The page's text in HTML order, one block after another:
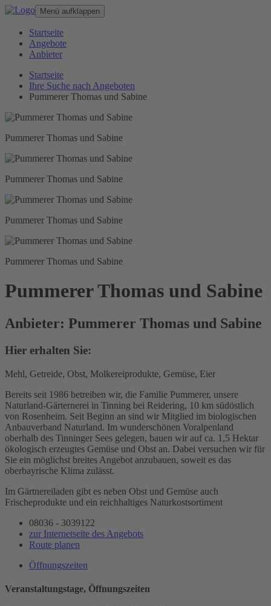
Menü aufklappen
Startseite
Angebote
Anbieter
Startseite
Ihre Suche nach Angeboten
Pummerer Thomas und Sabine
Pummerer Thomas und Sabine
Pummerer Thomas und Sabine
Pummerer Thomas und Sabine
Pummerer Thomas und Sabine
Pummerer Thomas und Sabine
Anbieter: Pummerer Thomas und Sabine
Hier erhalten Sie:
Mehl, Getreide, Obst, Molkereiprodukte, Gemüse, Eier
Bereits seit 1986 betreiben wir, die Familie Pummerer, unsere
Naturland-Gärternerei in Tinning bei Reidering, 10 km südöstlich
von Rosenheim. Seit Beginn an sind wir Mitglied im biologischen
Anbauverband Naturland. Im wunderschönen Voralpenland
oberhalb des Tinninger Sees gelegen, bauen wir auf ca. 1,5 Hektar
ökologisch erzeugtes Gemüse und Obst an. Dabei versuchen wir für
Sie ein möglichst breites Angebot anzubauen, soweit es das
oberbayrische Klima zulässt.
Im Gärtnereiladen gibt es neben Obst und Gemüse auch
Frischeprodukte und ein reichhaltiges Naturkostsortiment
08036 - 3039122
zur Internetseite des Angebots
Route planen
Öffnungszeiten
Veranstaltungstage, Öffnungszeiten